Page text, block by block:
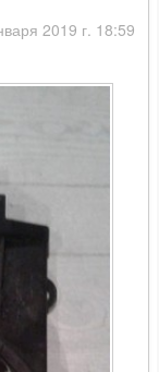
2019 г. 18:59